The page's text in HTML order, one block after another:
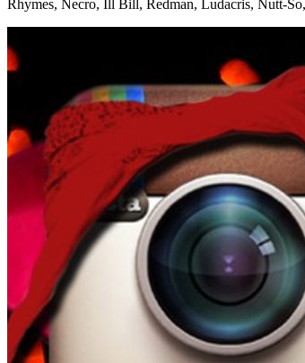
Rhymes, Necro, Ill Bill, Redman, Ludacris, Nutt-